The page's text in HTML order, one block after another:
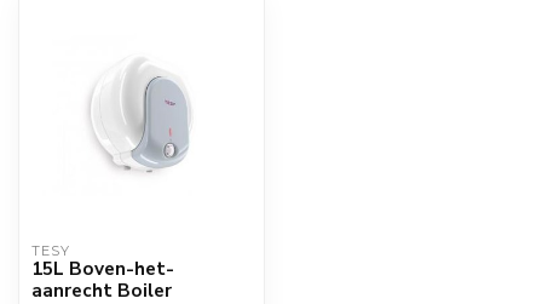
TESY
15L Boven-het-
aanrecht Boiler